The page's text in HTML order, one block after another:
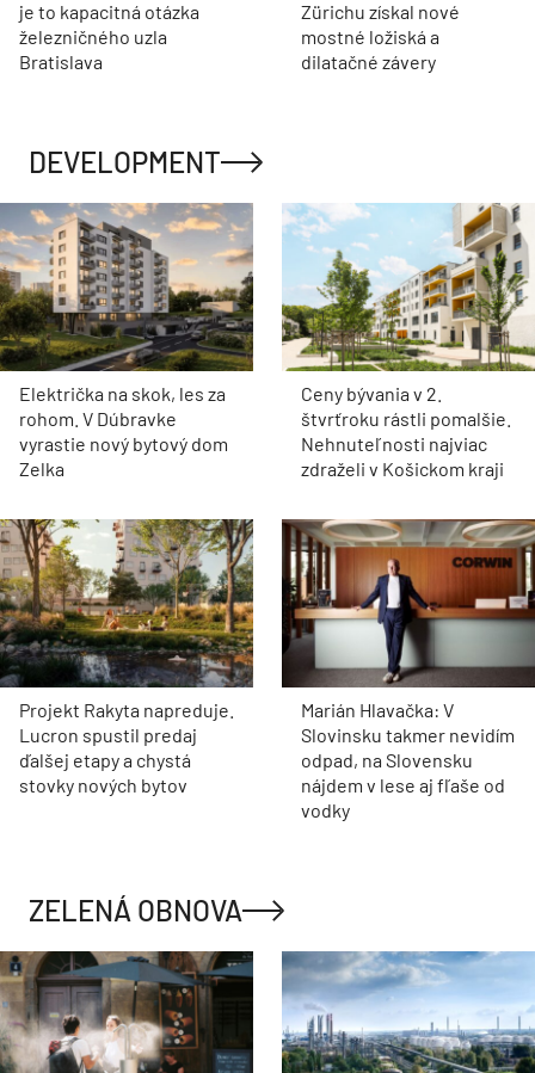
je to kapacitná otázka
železničného uzla
Bratislava
Zürichu získal nové
mostné ložiská a
dilatačné závery
DEVELOPMENT
Električka na skok, les za
rohom. V Dúbravke
vyrastie nový bytový dom
Zelka
Ceny bývania v 2.
štvrťroku rástli pomalšie.
Nehnuteľnosti najviac
zdraželi v Košickom kraji
Projekt Rakyta napreduje.
Lucron spustil predaj
ďalšej etapy a chystá
stovky nových bytov
Marián Hlavačka: V
Slovinsku takmer nevidím
odpad, na Slovensku
nájdem v lese aj fľaše od
vodky
ZELENÁ OBNOVA